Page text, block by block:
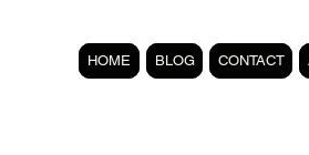
HOME BLOG CONTACT